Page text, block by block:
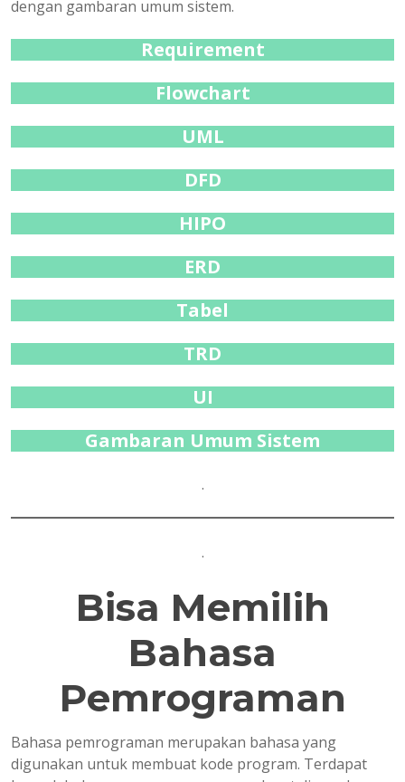
dengan gambaran umum sistem.
Requirement
Flowchart
UML
DFD
HIPO
ERD
Tabel
TRD
UI
Gambaran Umum Sistem
.
.
Bisa Memilih
Bahasa
Pemrograman
Bahasa pemrograman merupakan bahasa yang
digunakan untuk membuat kode program. Terdapat